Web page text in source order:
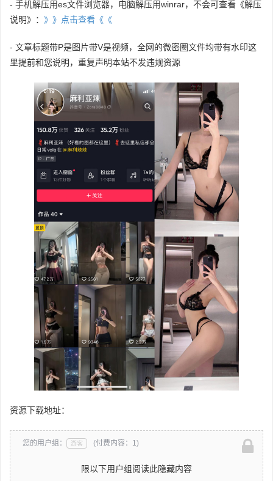
- 手机解压用es文件浏览器，电脑解压用winrar，不会可查看《解压
说明》： 》》点击查看《《
- 文章标题带P是图片带V是视频，全网的微密圈文件均带有水印这
里提前和您说明，重复声明本站不发违规资源
资源下载地址：
您的用户组： 游客 (付费内容：1)
限以下用户组阅读此隐藏内容